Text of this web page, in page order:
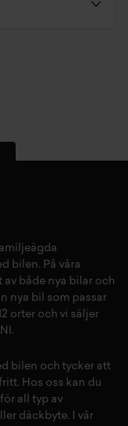
bilen. På våra
av både nya bilar och
nya bil som passar
orter och vi säljer
.
bilen och tycker att
Hos oss kan du
för all typ av
däckbyte. I vår